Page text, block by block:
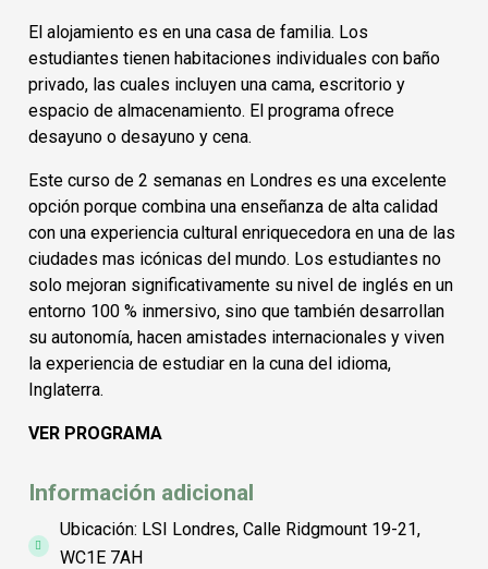
El alojamiento es en una casa de familia. Los
estudiantes tienen habitaciones individuales con baño
privado, las cuales incluyen una cama, escritorio y
espacio de almacenamiento. El programa ofrece
desayuno o desayuno y cena.
Este curso de 2 semanas en Londres es una excelente
opción porque combina una enseñanza de alta calidad
con una experiencia cultural enriquecedora en una de las
ciudades mas icónicas del mundo. Los estudiantes no
solo mejoran significativamente su nivel de inglés en un
entorno 100 % inmersivo, sino que también desarrollan
su autonomía, hacen amistades internacionales y viven
la experiencia de estudiar en la cuna del idioma,
Inglaterra.
VER PROGRAMA
Información adicional
Ubicación: LSI Londres, Calle Ridgmount 19-21,
WC1E 7AH